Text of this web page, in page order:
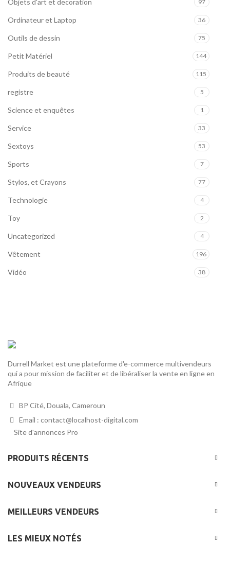
Objets d'art et decoration 97
Ordinateur et Laptop 36
Outils de dessin 75
Petit Matériel 144
Produits de beauté 115
registre 5
Science et enquêtes 1
Service 33
Sextoys 53
Sports 7
Stylos, et Crayons 77
Technologie 4
Toy 2
Uncategorized 4
Vêtement 196
Vidéo 38
Durrell Market est une plateforme d'e-commerce multivendeurs
qui a pour mission de faciliter et de libéraliser la vente en ligne en
Afrique
BP Cité, Douala, Cameroun
Email : contact@localhost-digital.com
Site d'annonces Pro
PRODUITS RÉCENTS
NOUVEAUX VENDEURS
MEILLEURS VENDEURS
LES MIEUX NOTÉS